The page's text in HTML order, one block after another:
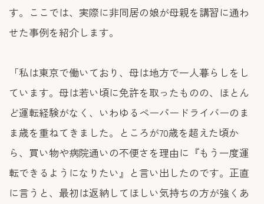
す。ここでは、実際に非同居の娘が母親を講習に通わ
せた事例を紹介します。
「私は東京で働いており、母は地方で一人暮らしをし
ています。母は若い頃に免許を取ったものの、ほとん
ど運転経験がなく、いわゆるペーパードライバーのま
ま歳を重ねてきました。ところが70歳を超えた頃か
ら、買い物や病院通いの不便さを理由に『もう一度運
転できるようになりたい』と言い出したのです。正直
に言うと、最初は返納してほしい気持ちの方が強くあ